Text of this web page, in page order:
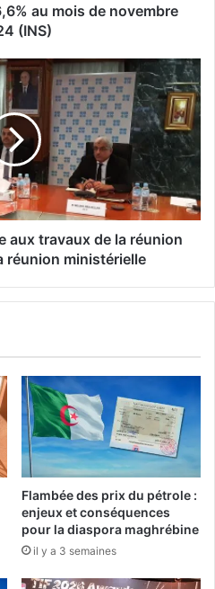
au mois de novembre
(INS)
aux travaux de la réunion
réunion ministérielle
Flambée des prix du pétrole :
enjeux et conséquences
pour la diaspora maghrébine
il y a 3 semaines